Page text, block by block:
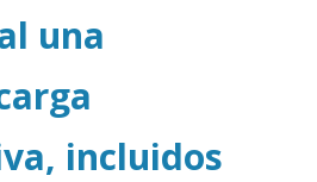
una
incluidos